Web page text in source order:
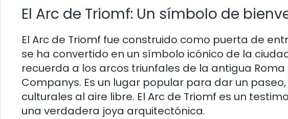
El Arc de Triomf: Un símbolo de
El Arc de Triomf fue construido como puerta de
se ha convertido en un símbolo icónico de la
recuerda a los arcos triunfales de la antigua
Companys. Es un lugar popular para dar un
culturales al aire libre. El Arc de Triomf es un
una verdadera joya arquitectónica.